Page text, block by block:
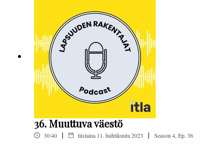
professori Riittakerttu Kaltiala Tampereen yliopistosta
ja terveystieteen professori Kristiina Patja Helsingin
yliopistosta.
36. Muuttuva väestö
30:40 | tiistaina 11. huhtikuuta 2023 | Season 4 Ep. 36